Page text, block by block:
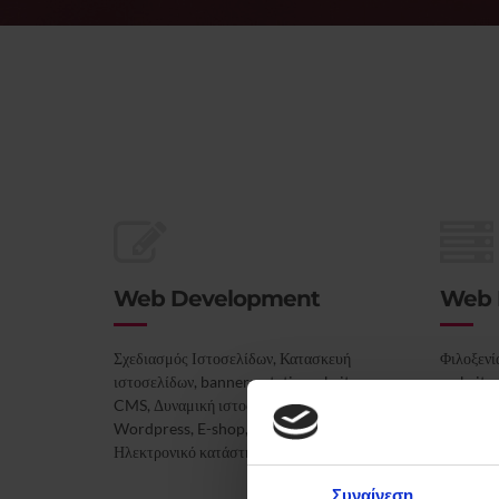
Web Development
Σχεδιασμός Ιστοσελίδων, Κατασκευή
ιστοσελίδων, banners, static websites,
CMS, Δυναμική ιστοσελίδα, Joomla!,
Wordpress, E-shop, e-commerce,
Ηλεκτρονικό κατάστημα
Web
website